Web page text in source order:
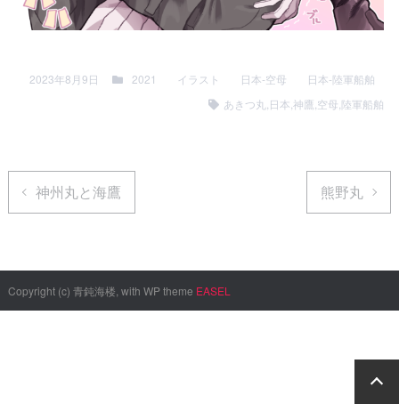
2023年8月9日 2021 イラスト 日本-空母
日本-陸軍船舶
あきつ丸 日本 ,神鷹 空母 陸軍船舶
神州丸と海鷹 熊野丸
Copyright (c) 青鈍海楼, with WP theme EASEL